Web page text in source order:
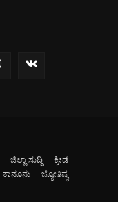
ಜಿಲ್ಲಾ ಸುದ್ದಿ
ಕ್ರೀಡೆ
ಕಾನೂನು
ಜ್ಯೋತಿಷ್ಯ